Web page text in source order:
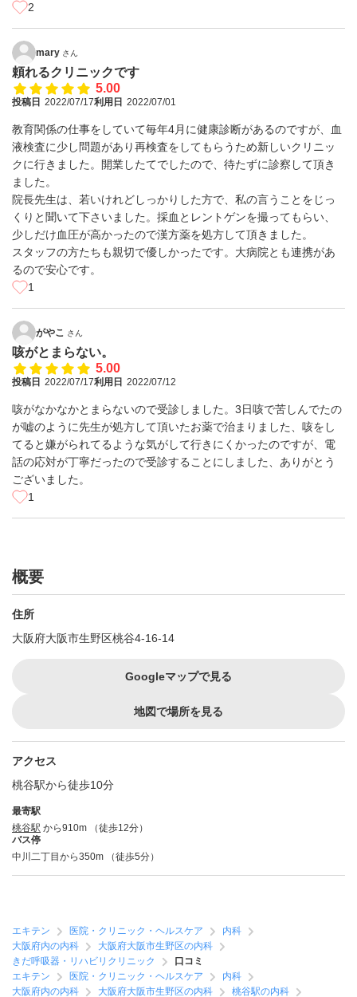
2
mary さん
頼れるクリニックです
5.00
投稿日 2022/07/17利用日 2022/07/01
教育関係の仕事をしていて毎年4月に健康診断があるのですが、血
液検査に少し問題があり再検査をしてもらうため新しいクリニッ
クに行きました。開業したてでしたので、待たずに診察して頂き
ました。
院長先生は、若いけれどしっかりした方で、私の言うことをじっ
くりと聞いて下さいました。採血とレントゲンを撮ってもらい、
少しだけ血圧が高かったので漢方薬を処方して頂きました。
スタッフの方たちも親切で優しかったです。大病院とも連携があ
るので安心です。
1
がやこ さん
咳がとまらない。
5.00
投稿日 2022/07/17利用日 2022/07/12
咳がなかなかとまらないので受診しました。3日咳で苦しんでたの
が嘘のように先生が処方して頂いたお薬で治まりました、咳をし
てると嫌がられてるような気がして行きにくかったのですが、電
話の応対が丁寧だったので受診することにしました、ありがとう
ございました。
1
概要
住所
大阪府大阪市生野区桃谷4-16-14
Googleマップで見る
地図で場所を見る
アクセス
桃谷駅から徒歩10分
最寄駅
桃谷駅 から910m （徒歩12分）
バス停
中川二丁目から350m （徒歩5分）
エキテン 医院・クリニック・ヘルスケア
内科
大阪府内の内科
大阪府大阪市生野区の内科
きだ呼吸器・リハビリクリニック
口コミ
エキテン
医院・クリニック・ヘルスケア
内科
大阪府内の内科
大阪府大阪市生野区の内科
桃谷駅の内科